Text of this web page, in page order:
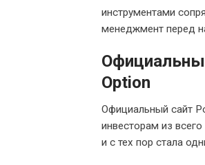
инструментами
менеджмент перед
Option
Официальный сайт
инвесторам из
и с тех пор стала